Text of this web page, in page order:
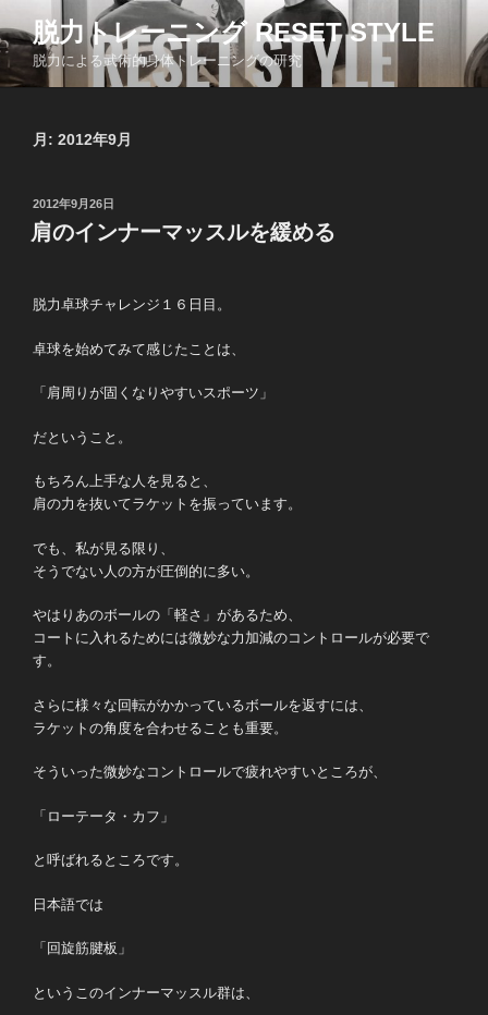
ン
テ
ン
脱力トレーニング RESET STYLE
脱力による武術的身体トレーニングの研究
月: 2012年9月
投
稿
日:
2012年9月26日
肩のインナーマッスルを緩める
脱力卓球チャレンジ１６日目。
卓球を始めてみて感じたことは、
「肩周りが固くなりやすいスポーツ」
だということ。
もちろん上手な人を見ると、
肩の力を抜いてラケットを振っています。
でも、私が見る限り、
そうでない人の方が圧倒的に多い。
やはりあのボールの「軽さ」があるため、
コートに入れるためには微妙な力加減のコントロールが必要で
す。
さらに様々な回転がかかっているボールを返すには、
ラケットの角度を合わせることも重要。
そういった微妙なコントロールで疲れやすいところが、
「ローテータ・カフ」
と呼ばれるところです。
日本語では
「回旋筋腱板」
というこのインナーマッスル群は、